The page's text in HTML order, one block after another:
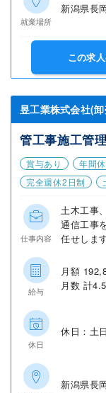
就業場所
新潟県長
この求
昱工業株式会社(
管工事施工管
賞与あり
年間
完全週休2日制
仕事内容
土木工事
通信工事
任せしま
給与
月額
月数 計
休日
休日：土
新潟県長